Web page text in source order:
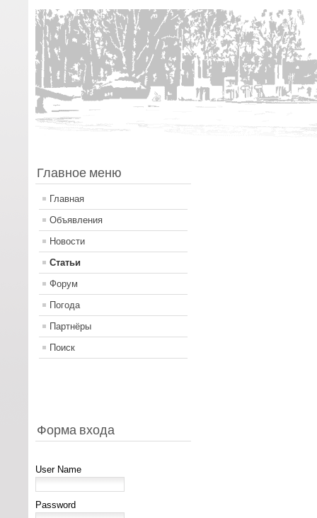
Главное меню
Главная
Объявления
Новости
Статьи
Форум
Погода
Партнёры
Поиск
Форма входа
User Name
Password